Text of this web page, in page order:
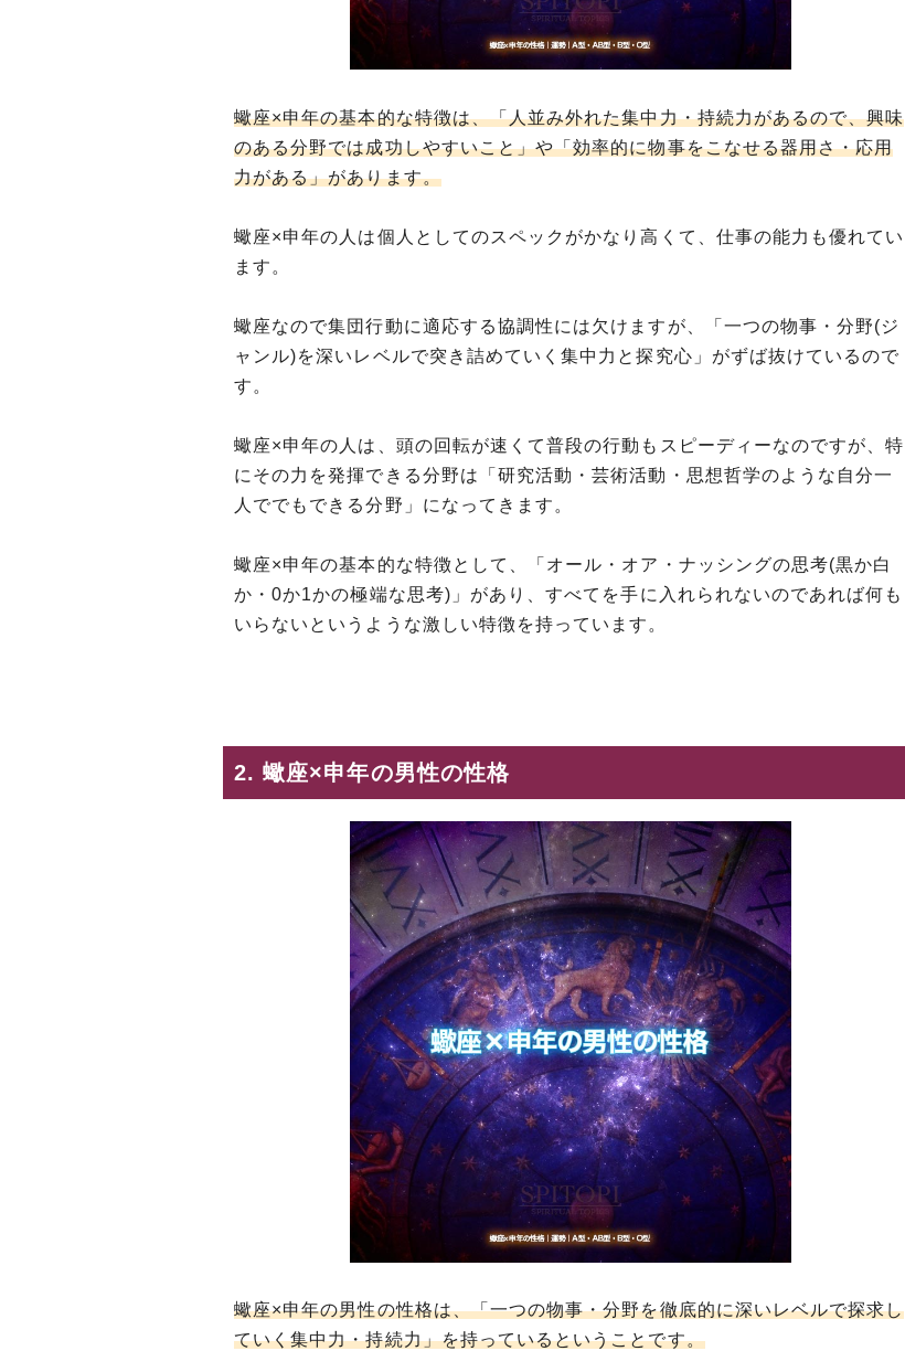
蠍座×申年の基本的な特徴は、「人並み外れた集中力・持続力があるので、興味
のある分野では成功しやすいこと」や「効率的に物事をこなせる器用さ・応用
力がある」があります。
蠍座×申年の人は個人としてのスペックがかなり高くて、仕事の能力も優れてい
ます。
蠍座なので集団行動に適応する協調性には欠けますが、「一つの物事・分野(ジ
ャンル)を深いレベルで突き詰めていく集中力と探究心」がずば抜けているので
す。
蠍座×申年の人は、頭の回転が速くて普段の行動もスピーディーなのですが、特
にその力を発揮できる分野は「研究活動・芸術活動・思想哲学のような自分一
人ででもできる分野」になってきます。
蠍座×申年の基本的な特徴として、「オール・オア・ナッシングの思考(黒か白
か・0か1かの極端な思考)」があり、すべてを手に入れられないのであれば何も
いらないというような激しい特徴を持っています。
2. 蠍座×申年の男性の性格
蠍座×申年の男性の性格は、「一つの物事・分野を徹底的に深いレベルで探求し
ていく集中力・持続力」を持っているということです。